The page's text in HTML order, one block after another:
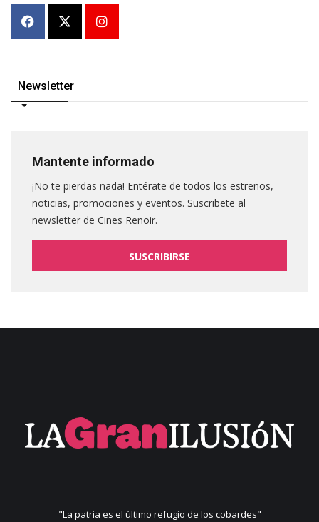
Newsletter
Mantente informado
¡No te pierdas nada! Entérate de todos los estrenos,
noticias, promociones y eventos. Suscribete al
newsletter de Cines Renoir.
SUSCRIBIRSE
"La patria es el último refugio de los cobardes"